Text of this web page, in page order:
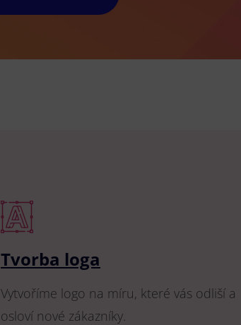
Tvorba loga
Vytvoříme logo na míru, které vás odliší a
osloví nové zákazníky.